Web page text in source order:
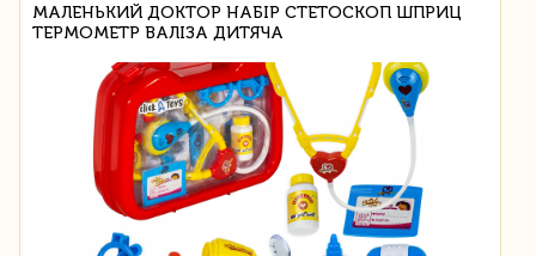
МАЛЕНЬКИЙ ДОКТОР НАБІР СТЕТОСКОП ШПРИЦ
ТЕРМОМЕТР ВАЛІЗА ДИТЯЧА